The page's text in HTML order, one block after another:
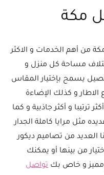
مكة
من أهم الخدمات و الاكثر
مساحة كل منزل و
يسمح بإختيار المقاس
الاطار و كذلك الإضاءة
ترتيبا و أكثر جاذبية و كما
مثل مرايا كاملة الجدار
العديد من تصاميم ديكور
من بينها أو يمكنك
و خاص بك تواصل